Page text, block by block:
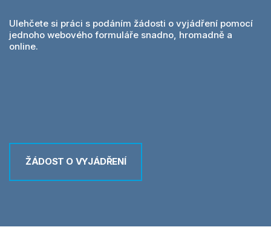
Přihlásit se
Ulehčete si práci s podáním žádosti o vyjádření pomocí
jednoho webového formuláře snadno, hromadně a
online.
ŽÁDOST O VYJÁDŘENÍ